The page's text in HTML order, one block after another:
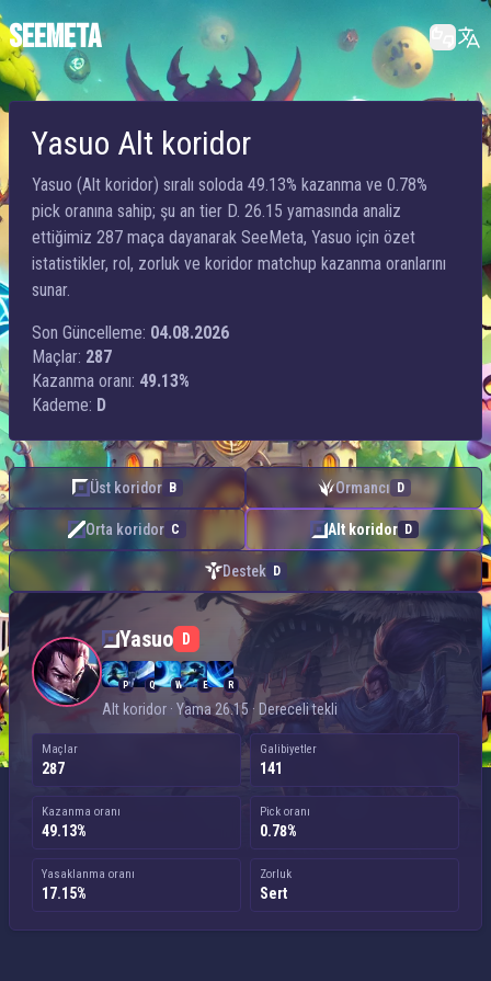
SEEMETA
Yasuo Alt koridor
Yasuo (Alt koridor) sıralı soloda 49.13% kazanma ve 0.78%
pick oranına sahip; şu an tier D. 26.15 yamasında analiz
ettiğimiz 287 maça dayanarak SeeMeta, Yasuo için özet
istatistikler, rol, zorluk ve koridor matchup kazanma oranlarını
sunar.
Son Güncelleme: 04.08.2026
Maçlar: 287
Kazanma oranı: 49.13%
Kademe: D
Üst koridor B Ormancı D
Orta koridor C Alt koridor D
Destek D
Yasuo — Alt koridor
Yasuo D
P Q W E R
Alt koridor · Yama 26.15 · Dereceli tekli
Maçlar
287
Galibiyetler
141
Kazanma oranı
49.13%
Pick oranı
0.78%
Yasaklanma oranı
17.15%
Zorluk
Sert